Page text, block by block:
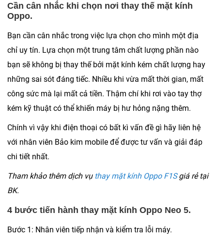
Cần cân nhắc khi chọn nơi thay thế mặt kính
Oppo.
Bạn cần cân nhắc trong việc lựa chọn cho mình một địa
chỉ uy tín. Lựa chọn một trung tâm chất lượng phần nào
bạn sẽ không bị thay thế bởi mặt kính kém chất lượng hay
những sai sót đáng tiếc. Nhiều khi vừa mất thời gian, mất
công sức mà lại mất cả tiền. Thậm chí khi rơi vào tay thợ
kém kỹ thuật có thể khiến máy bị hư hỏng nặng thêm.
Chính vì vậy khi điện thoại có bất kì vấn đề gì hãy liên hệ
với nhân viên Bảo kim mobile để được tư vấn và giải đáp
chi tiết nhất.
Tham khảo thêm dịch vụ thay mặt kính Oppo F1Sgiá rẻ tại
BK.
4 bước tiến hành thay mặt kính Oppo Neo 5.
Bước 1: Nhân viên tiếp nhận và kiểm tra lỗi máy.